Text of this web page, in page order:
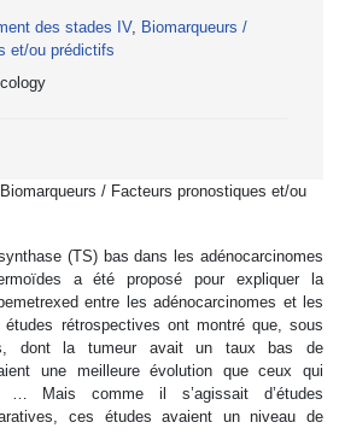
des stades IV, Biomarqueurs /
et/ou prédictifs
/ Facteurs pronostiques et/ou
(TS) bas dans les adénocarcinomes
a été proposé pour expliquer la
entre les adénocarcinomes et les
rétrospectives ont montré que, sous
dont la tumeur avait un taux bas de
une meilleure évolution que ceux qui
Mais comme il s’agissait d’études
ces études avaient un niveau de